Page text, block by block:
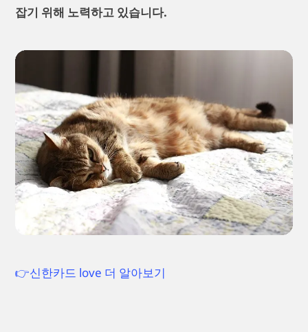
잡기 위해 노력하고 있습니다.
👉신한카드 love 더 알아보기